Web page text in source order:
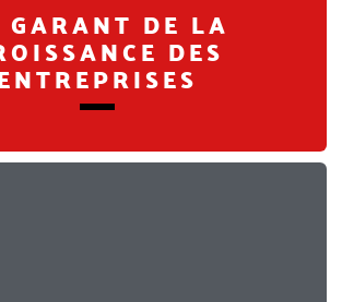
GARANT DE LA
DES